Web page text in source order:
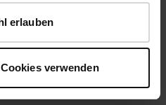
erlauben
verwenden